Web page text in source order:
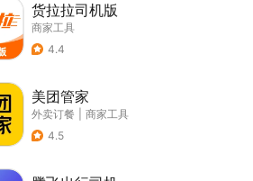
货拉拉司机版
商家工具
4.4
美团管家
外卖订餐
商家工具
4.5